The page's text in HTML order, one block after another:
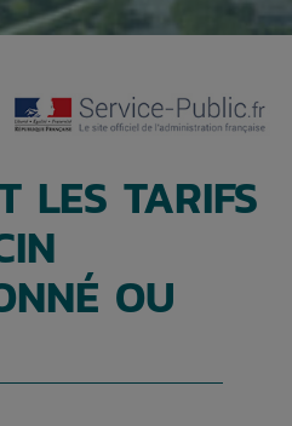
LES TARIFS
OU